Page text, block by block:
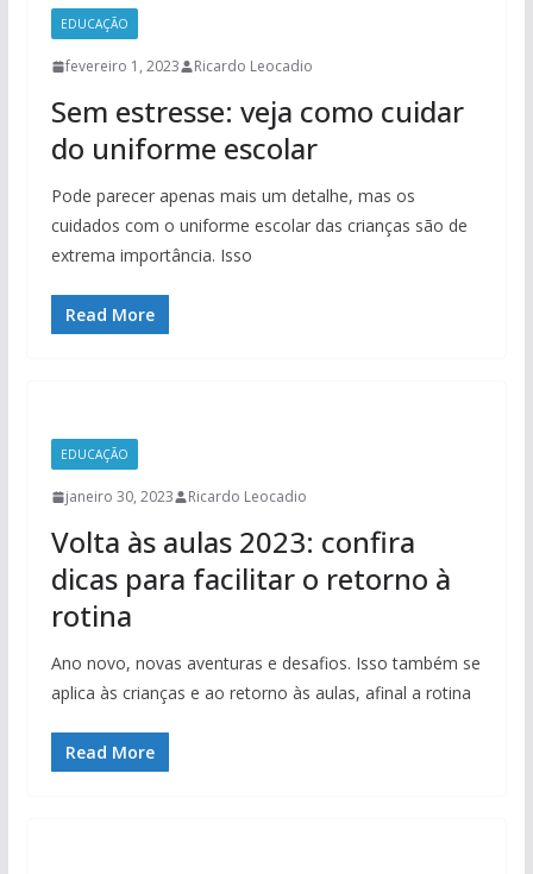
EDUCAÇÃO
fevereiro 1, 2023 Ricardo Leocadio
Sem estresse: veja como cuidar
do uniforme escolar
Pode parecer apenas mais um detalhe, mas os
cuidados com o uniforme escolar das crianças são de
extrema importância. Isso
Read More
EDUCAÇÃO
janeiro 30, 2023 Ricardo Leocadio
Volta às aulas 2023: confira
dicas para facilitar o retorno à
rotina
Ano novo, novas aventuras e desafios. Isso também se
aplica às crianças e ao retorno às aulas, afinal a rotina
Read More